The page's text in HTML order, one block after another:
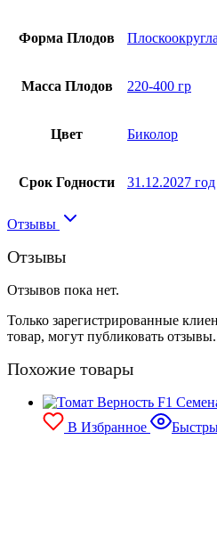
Форма Плодов
Масса Плодов 220-400 гр
Цвет Биколор
Срок Годности 31.12.2027 год
Отзывы
Отзывы
Отзывов пока нет.
Только зарегистрированные
товар, могут публиковать отзывы.
Похожие товары
В Избранное